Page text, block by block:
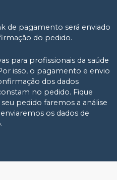
de pagamento será enviado
do pedido.
para profissionais da saúde
isso, o pagamento e envio
dos dados
no pedido. Fique
pedido faremos a análise
os dados de